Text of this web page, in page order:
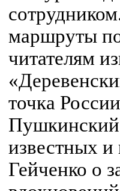
маршруты
читателям
точка
Пушкинский
известных
Гейченко о